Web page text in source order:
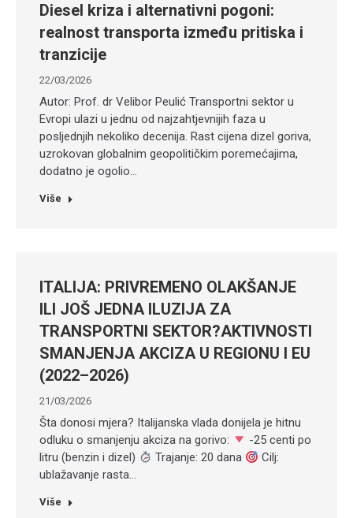
Diesel kriza i alternativni pogoni:
realnost transporta između pritiska i
tranzicije
22/03/2026
Autor: Prof. dr Velibor Peulić Transportni sektor u
Evropi ulazi u jednu od najzahtjevnijih faza u
posljednjih nekoliko decenija. Rast cijena dizel goriva,
uzrokovan globalnim geopolitičkim poremećajima,
dodatno je ogolio…
Više
ITALIJA: PRIVREMENO OLAKŠANJE
ILI JOŠ JEDNA ILUZIJA ZA
TRANSPORTNI SEKTOR?AKTIVNOSTI
SMANJENJA AKCIZA U REGIONU I EU
(2022–2026)
21/03/2026
Šta donosi mjera? Italijanska vlada donijela je hitnu
odluku o smanjenju akciza na gorivo:
-25 centi po
litru (benzin i dizel)
Trajanje: 20 dana
Cilj:
ublažavanje rasta…
Više